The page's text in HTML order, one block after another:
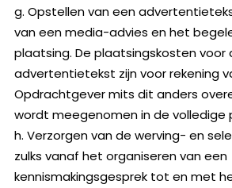
g. Opstellen van een
van een media-advies en het
plaatsing. De plaatsingskosten voor
advertentietekst zijn voor rekening
Opdrachtgever mits dit anders
wordt meegenomen in de volledige
h. Verzorgen van de werving- en
zulks vanaf het organiseren van een
kennismakingsgesprek tot en met